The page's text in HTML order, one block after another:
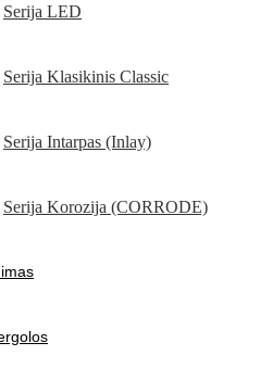
Serija LED
Serija Klasikinis Classic
Serija Intarpas (Inlay)
Serija Korozija (CORRODE)